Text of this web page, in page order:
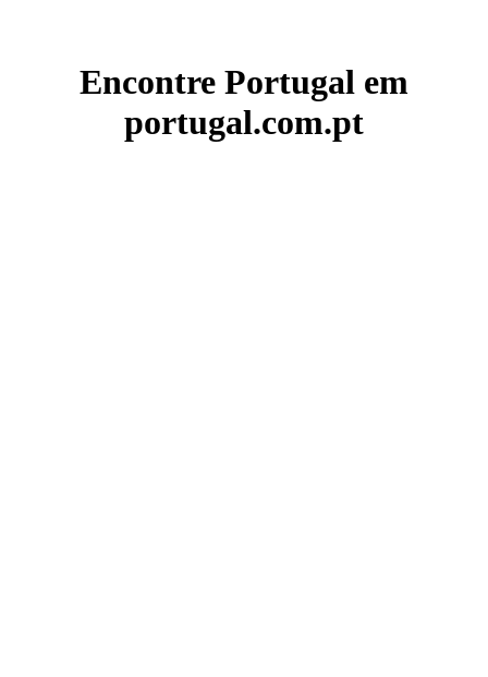
Encontre Portugal em
portugal.com.pt